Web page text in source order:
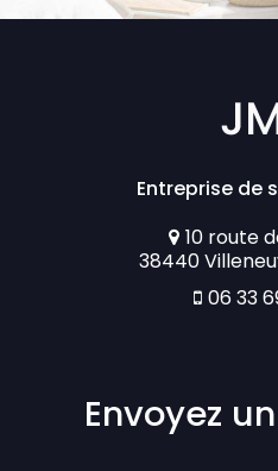
Entreprise de
10 route
38440
06 33
Envoyez